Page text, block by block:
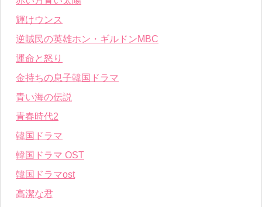
輝けウンス
逆賊民の英雄ホン・ギルドンMBC
運命と怒り
金持ちの息子韓国ドラマ
青い海の伝説
青春時代2
韓国ドラマ
韓国ドラマ OST
韓国ドラマost
高潔な君